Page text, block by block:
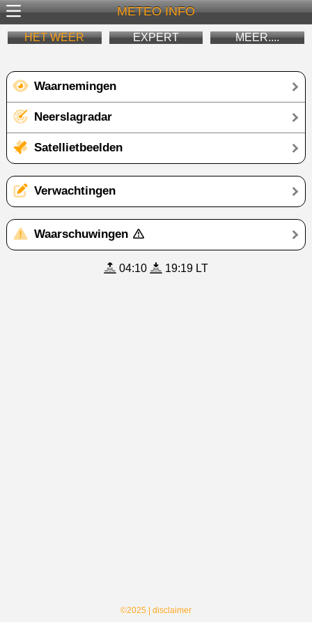
METEO INFO
HET WEER EXPERT MEER....
Waarnemingen
Neerslagradar
Satellietbeelden
Verwachtingen
Waarschuwingen
04:10 19:19 LT
©2025 | disclaimer